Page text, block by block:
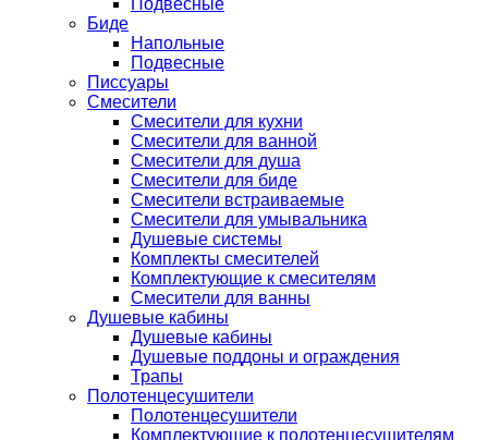
Подвесные
Биде
Напольные
Подвесные
Писсуары
Смесители
Смесители для кухни
Смесители для ванной
Смесители для душа
Смесители для биде
Смесители встраиваемые
Смесители для умывальника
Душевые системы
Комплекты смесителей
Комплектующие к смесителям
Смесители для ванны
Душевые кабины
Душевые кабины
Душевые поддоны и ограждения
Трапы
Полотенцесушители
Полотенцесушители
Комплектующие к полотенцесушителям